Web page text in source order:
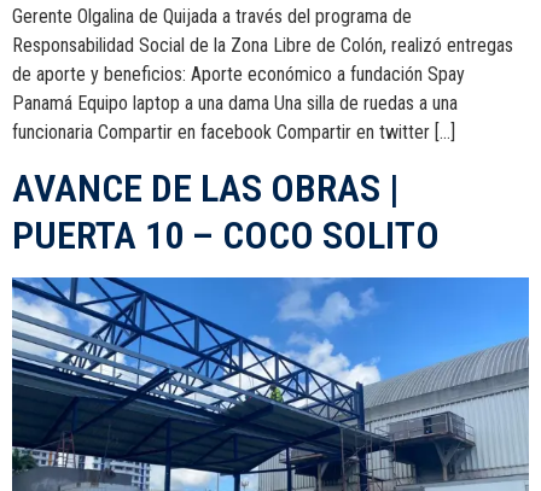
Gerente Olgalina de Quijada a través del programa de
Responsabilidad Social de la Zona Libre de Colón, realizó entregas
de aporte y beneficios: Aporte económico a fundación Spay
Panamá Equipo laptop a una dama Una silla de ruedas a una
funcionaria Compartir en facebook Compartir en twitter […]
AVANCE DE LAS OBRAS |
PUERTA 10 – COCO SOLITO